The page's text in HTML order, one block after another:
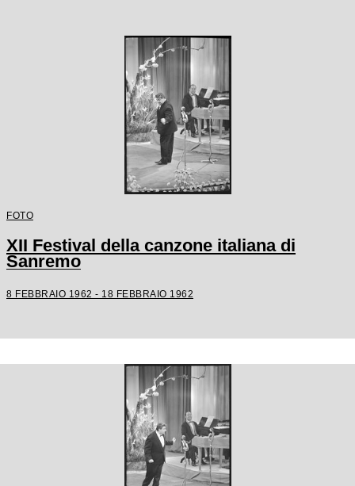
FOTO
XII Festival della canzone italiana di
Sanremo
8 FEBBRAIO 1962 - 18 FEBBRAIO 1962